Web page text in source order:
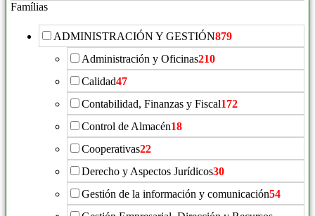
Famílias
ADMINISTRACIÓN Y GESTIÓN879
Administración y Oficinas210
Calidad47
Contabilidad, Finanzas y Fiscal172
Control de Almacén18
Cooperativas22
Derecho y Aspectos Jurídicos30
Gestión de la información y comunicación54